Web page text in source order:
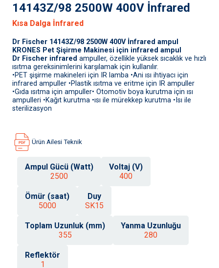
14143Z/98 2500W 400V İnfrared
Kısa Dalga İnfrared
Dr Fischer 14143Z/98 2500W 400V İnfrared ampul
KRONES Pet Şişirme Makinesi için infrared ampul
Dr Fischer infrared ampuller, özellikle yüksek sıcaklık ve hızlı
ısıtma gereksinimlerini karşılamak için kullanılır.
•PET şişirme makineleri için IR lamba •Ani ısı ihtiyacı için
infrared ampuller •Plastik ısıtma ve eritme için IR ampuller
•Gıda ısıtma için ampuller• Otomotiv boya kurutma için ısı
ampulleri •Kağıt kurutma •ısı ile mürekkep kurutma •Isı ile
sterilizasyon
Ürün Ailesi Teknik
Ampul Gücü (Watt)
2500
Voltaj (V)
400
Ömür (saat)
5000
Duy
SK15
Toplam Uzunluk (mm)
355
Yanma Uzunluğu
280
Reflektör
1